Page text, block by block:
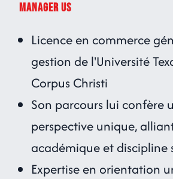
MANAGER US
Licence en commerce
gestion de l'Université
Corpus Christi
Son parcours lui confère
perspective unique,
académique et discipline
Expertise en orientation